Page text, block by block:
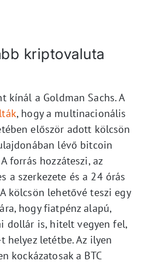
kriptovaluta
kínál a Goldman Sachs. A
, hogy a multinacionális
először adott kölcsön
lévő bitcoin
forrás hozzáteszi, az
a szerkezete és a 24 órás
kölcsön lehetővé teszi egy
hogy fiatpénz alapú,
dollár is, hitelt vegyen fel,
helyez letétbe. Az ilyen
kockázatosak a BTC